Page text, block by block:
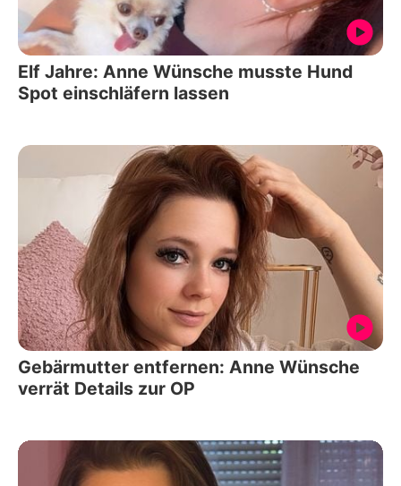
Elf Jahre: Anne Wünsche musste Hund
Spot einschläfern lassen
Gebärmutter entfernen: Anne Wünsche
verrät Details zur OP